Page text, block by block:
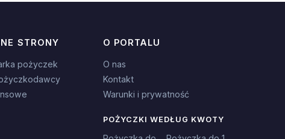
STRONY
pożyczek
O PORTALU
O nas
Kontakt
Warunki i prywatność
POŻYCZKI WEDŁUG KWOTY